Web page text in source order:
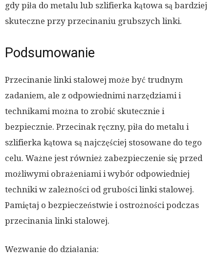
gdy piła do metalu lub szlifierka kątowa są bardziej
skuteczne przy przecinaniu grubszych linki.
Podsumowanie
Przecinanie linki stalowej może być trudnym
zadaniem, ale z odpowiednimi narzędziami i
technikami można to zrobić skutecznie i
bezpiecznie. Przecinak ręczny, piła do metalu i
szlifierka kątowa są najczęściej stosowane do tego
celu. Ważne jest również zabezpieczenie się przed
możliwymi obrażeniami i wybór odpowiedniej
techniki w zależności od grubości linki stalowej.
Pamiętaj o bezpieczeństwie i ostrożności podczas
przecinania linki stalowej.
Wezwanie do działania: